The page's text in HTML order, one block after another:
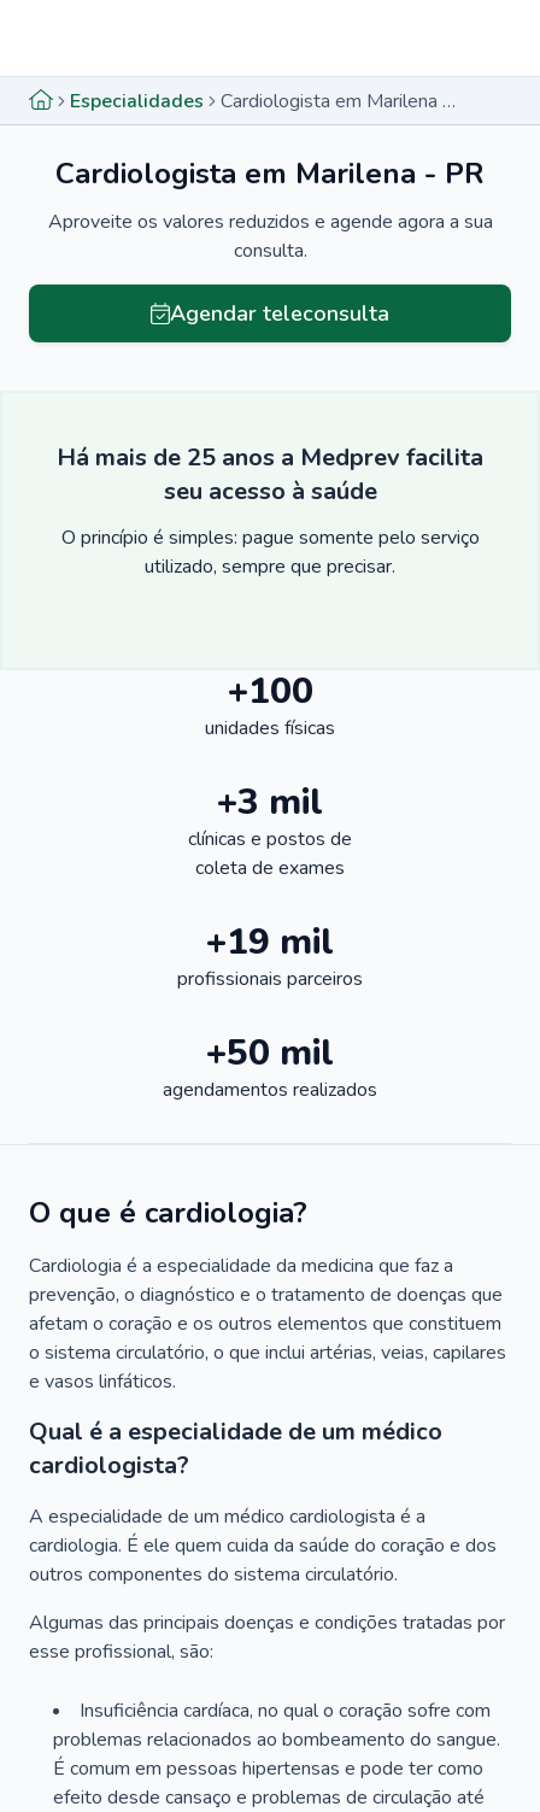
Especialidades Cardiologista em Marilena - PR
Cardiologista em Marilena - PR
Aproveite os valores reduzidos e agende agora a sua
consulta.
Agendar teleconsulta
Há mais de 25 anos a Medprev facilita
seu acesso à saúde
O princípio é simples: pague somente pelo serviço
utilizado, sempre que precisar.
+100
unidades físicas
+3 mil
clínicas e postos de
coleta de exames
+19 mil
profissionais parceiros
+50 mil
agendamentos realizados
O que é cardiologia?
Cardiologia é a especialidade da medicina que faz a
prevenção, o diagnóstico e o tratamento de doenças que
afetam o coração e os outros elementos que constituem
o sistema circulatório, o que inclui artérias, veias, capilares
e vasos linfáticos.
Qual é a especialidade de um médico
cardiologista?
A especialidade de um médico cardiologista é a
cardiologia. É ele quem cuida da saúde do coração e dos
outros componentes do sistema circulatório.
Algumas das principais doenças e condições tratadas por
esse profissional, são:
Insuficiência cardíaca, no qual o coração sofre com
problemas relacionados ao bombeamento do sangue.
É comum em pessoas hipertensas e pode ter como
efeito desde cansaço e problemas de circulação até